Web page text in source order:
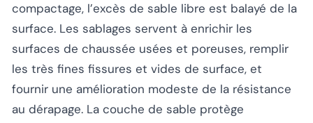
compactage, l’excès de sable libre est balayé de la
surface. Les sablages servent à enrichir les
surfaces de chaussée usées et poreuses, remplir
les très fines fissures et vides de surface, et
fournir une amélioration modeste de la résistance
au dérapage. La couche de sable protège